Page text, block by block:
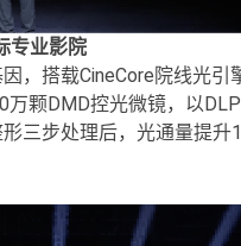
专业影院
，搭载CineCore院线光引
颗DMD控光微镜，以
三步处理后，光通量提升